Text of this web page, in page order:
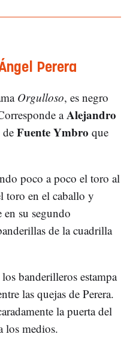
Perera
Orgulloso, es negro
aAlejandro
Fuente Ymbro que
poco a poco el toro al
toro en el caballo y
su segundo
de la cuadrilla
banderilleros estampa
las quejas de Perera.
la puerta del
los medios.